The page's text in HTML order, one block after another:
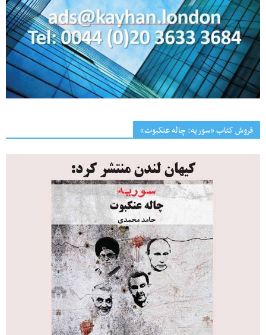
فروش کتاب «سوریه: چاله عنکبوت»